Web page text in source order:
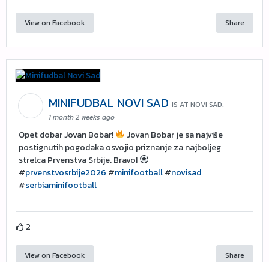
View on Facebook Share
MINIFUDBAL NOVI SAD IS AT NOVI SAD.
1 month 2 weeks ago
Opet dobar Jovan Bobar!
Jovan Bobar je sa najviše
postignutih pogodaka osvojio priznanje za najboljeg
strelca Prvenstva Srbije. Bravo!
#prvenstvosrbije2026 #minifootball#novisad
#serbiaminifootball
2
View on Facebook Share